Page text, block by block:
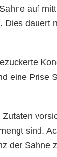
auf
Dies dauert
eine Prise
Zutaten
sind.
der Sahne